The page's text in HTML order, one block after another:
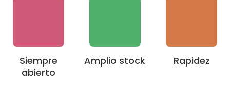
Siempre
abierto
Amplio stock Rapidez